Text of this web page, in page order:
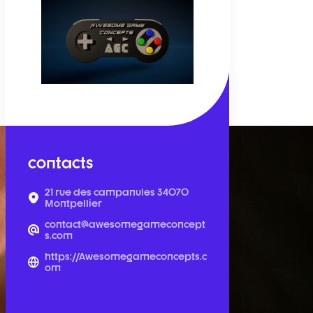
contacts
21 rue des campanules 34070
Montpellier
contact@awesomegameconcept
s.com
https://Awesomegameconcepts.c
om